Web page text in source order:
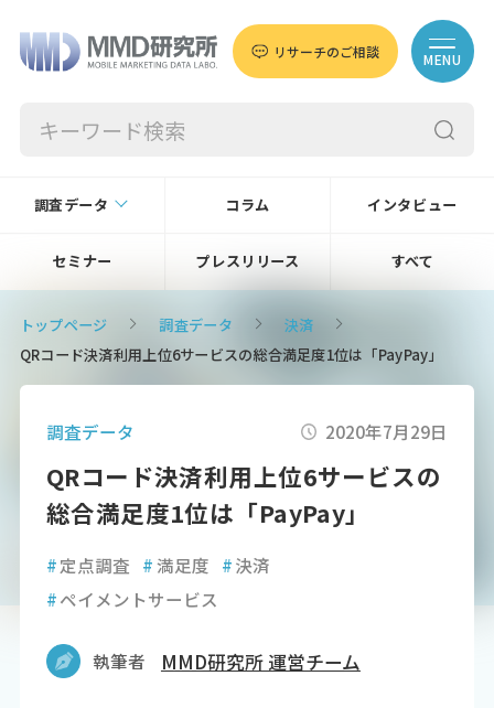
リサーチのご相談 MENU
調査データ コラム インタビュー
セミナー プレスリリース すべて
トップページ 調査データ
決済
QRコード決済利用上位6サービスの総合満足度1位は「PayPay」
調査データ 2020年7月29日
QRコード決済利用上位6サービスの
総合満足度1位は「PayPay」
#定点調査 #満足度 #決済
#ペイメントサービス
執筆者 MMD研究所 運営チーム